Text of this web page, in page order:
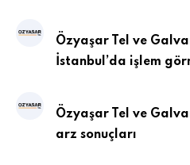
Özyaşar Tel ve
İstanbul’da işlem
Özyaşar Tel ve
arz sonuçları